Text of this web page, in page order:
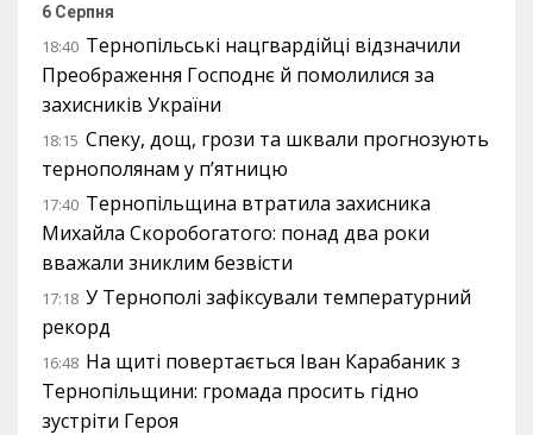
6 Серпня
18:40 Тернопільські нацгвардійці відзначили
Преображення Господнє й помолилися за
захисників України
18:15 Спеку, дощ, грози та шквали прогнозують
тернополянам у п’ятницю
17:40 Тернопільщина втратила захисника
Михайла Скоробогатого: понад два роки
вважали зниклим безвісти
17:18 У Тернополі зафіксували температурний
рекорд
16:48 На щиті повертається Іван Карабаник з
Тернопільщини: громада просить гідно
зустріти Героя